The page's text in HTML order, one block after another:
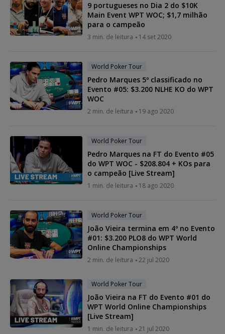
9 portugueses no Dia 2 do $10K
Main Event WPT WOC; $1,7 milhão
para o campeão
3 min. de leitura 14 set 2020
World Poker Tour
Pedro Marques 5º classificado no
Evento #05: $3.200 NLHE KO do WPT
WOC
2 min. de leitura 19 ago 2020
World Poker Tour
Pedro Marques na FT do Evento #05
do WPT WOC - $208.804 + KOs para
o campeão [Live Stream]
1 min. de leitura 18 ago 2020
World Poker Tour
João Vieira termina em 4º no Evento
#01: $3.200 PLO8 do WPT World
Online Championships
2 min. de leitura 22 jul 2020
World Poker Tour
João Vieira na FT do Evento #01 do
WPT World Online Championships
[Live Stream]
1 min. de leitura 21 jul 2020